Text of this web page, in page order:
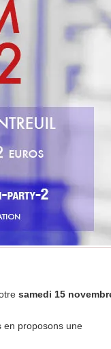
samedi 15
en proposons une